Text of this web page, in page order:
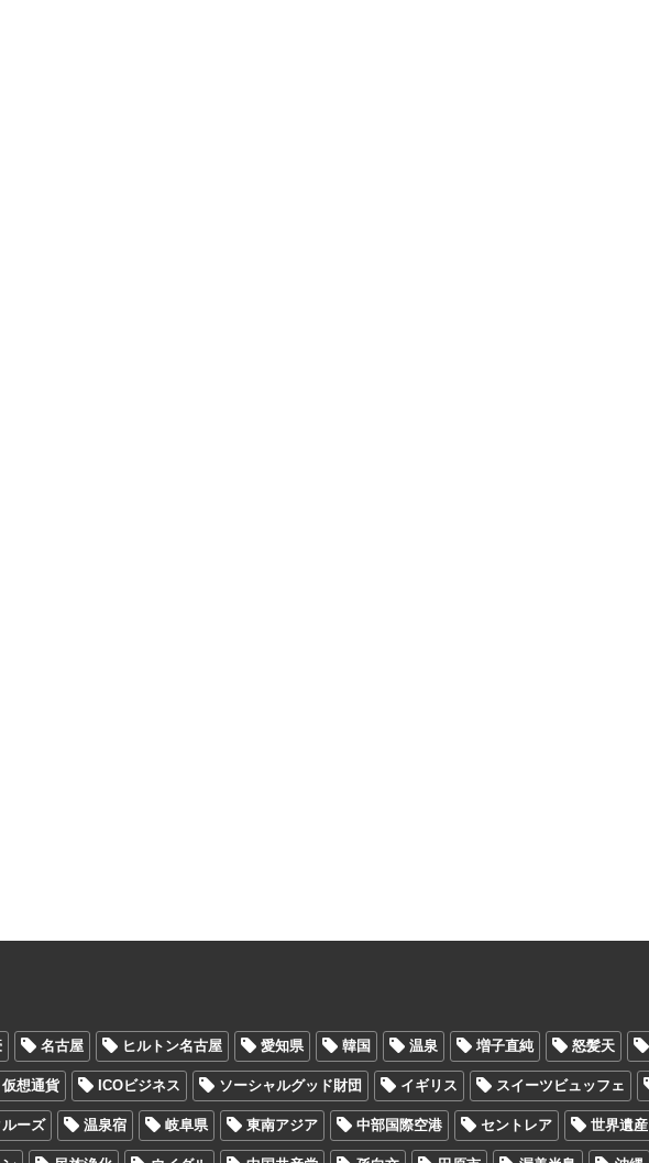
名古屋 ヒルトン名古屋 愛知県 韓国 温泉 増子直純 怒髪天
仮想通貨 ICOビジネス ソーシャルグッド財団 イギリス スイーツビュッフェ
ルーズ 温泉宿 岐阜県 東南アジア 中部国際空港 セントレア 世界遺産